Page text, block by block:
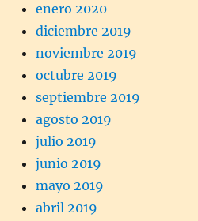
enero 2020
diciembre 2019
noviembre 2019
octubre 2019
septiembre 2019
agosto 2019
julio 2019
junio 2019
mayo 2019
abril 2019